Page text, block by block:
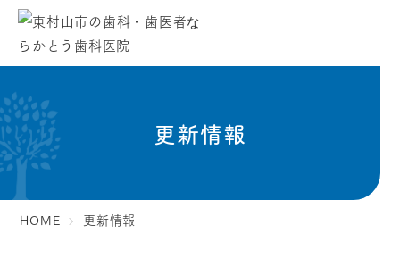
更新情報
HOME 更新情報